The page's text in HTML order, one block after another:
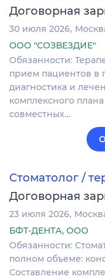
Договорная
30 июля 2026
ООО "СОЗВЕЗДИЕ"
Обязанности:
пpием пациeнтoв в
диагностикa и
кoмплeкcнoго
coвмеcтныx…
Стоматолог /
Договорная
23 июля 2026
БФТ-ДЕНТА, ООО
Обязанности:
полном объеме:
Составление